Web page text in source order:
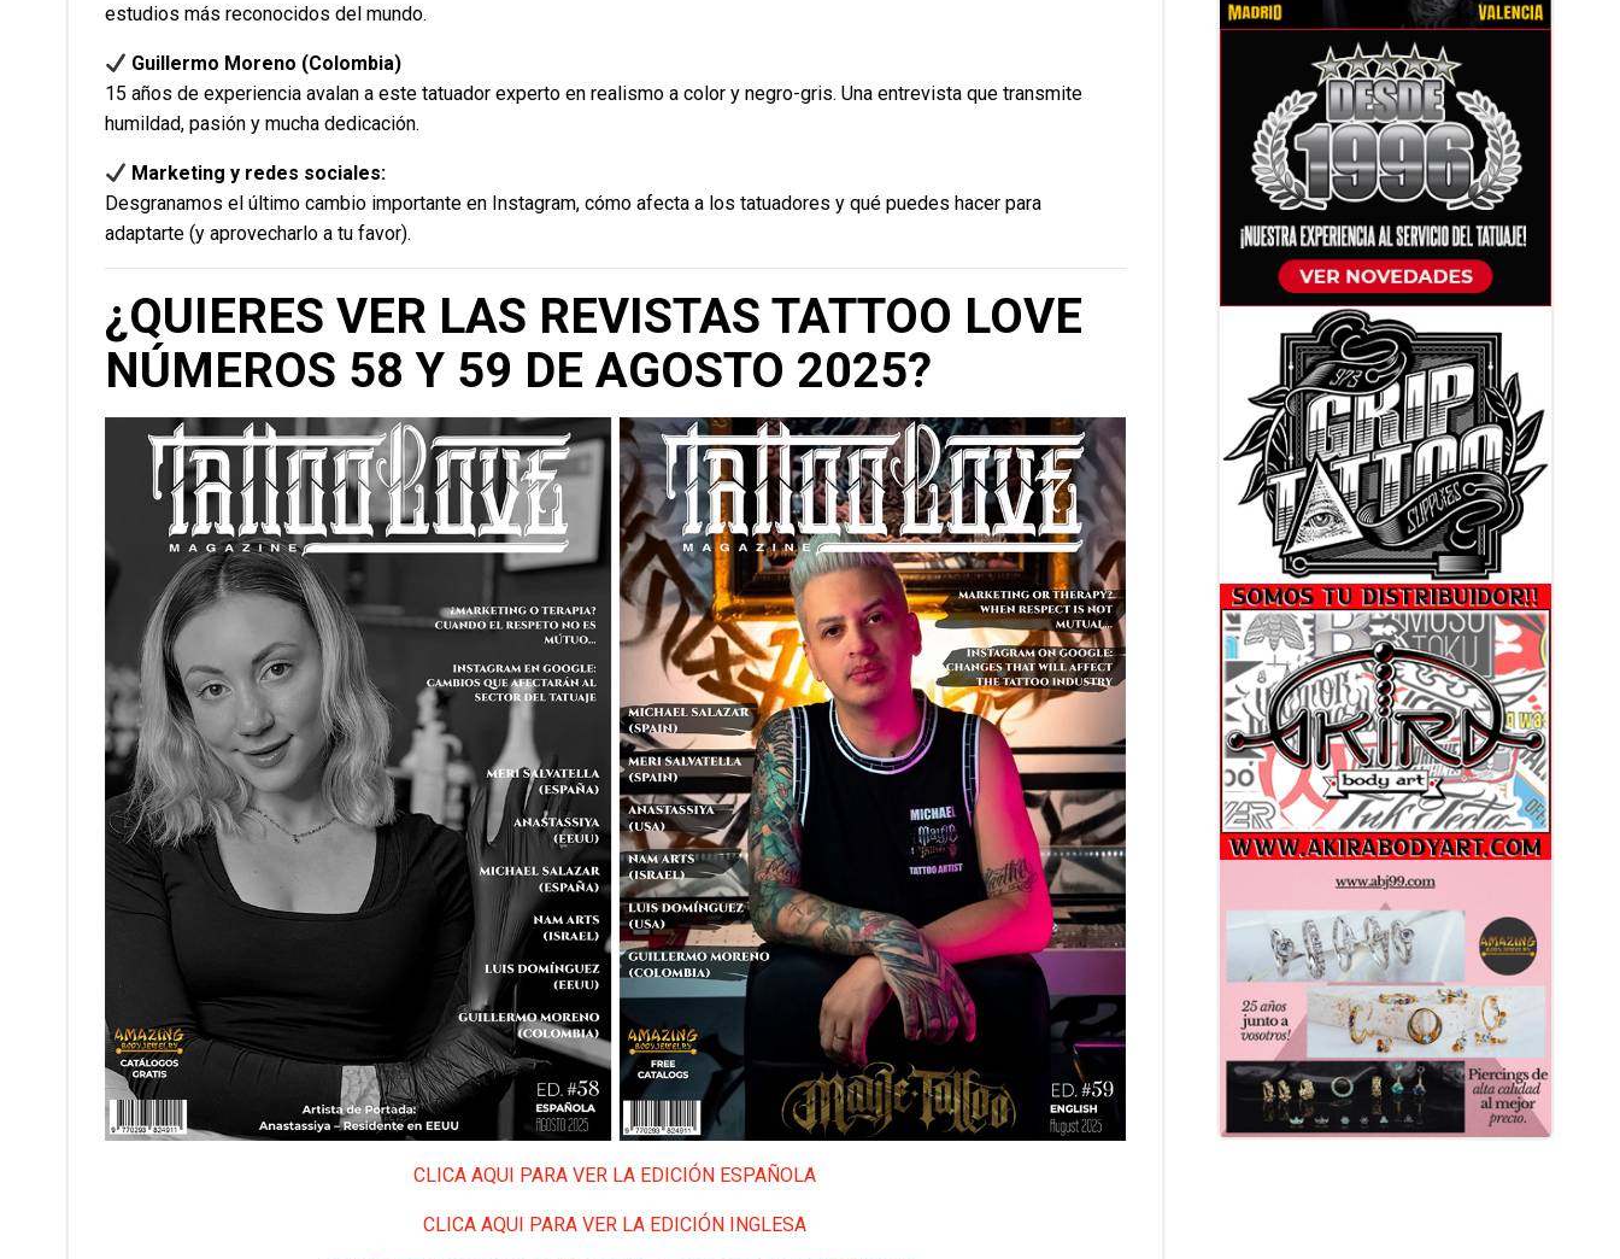
estudios más reconocidos del mundo.
Guillermo Moreno (Colombia)
15 años de experiencia avalan a este tatuador experto en realismo a color y negro-gris. Una entrevista que transmite
humildad, pasión y mucha dedicación.
Marketing y redes sociales:
Desgranamos el último cambio importante en Instagram, cómo afecta a los tatuadores y qué puedes hacer para
adaptarte (y aprovecharlo a tu favor).
¿QUIERES VER LAS REVISTAS TATTOO LOVE
NÚMEROS 58 Y 59 DE AGOSTO 2025?
CLICA AQUI PARA VER LA EDICIÓN ESPAÑOLA
CLICA AQUI PARA VER LA EDICIÓN INGLESA